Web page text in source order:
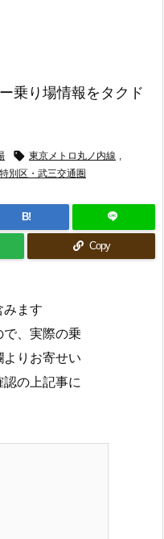
乗り場情報をタクド
 東京メトロ丸ノ内線 ,
別区・武三交通圏
B!
Copy
ます
、実際の乗
よりお寄せい
の上記事に